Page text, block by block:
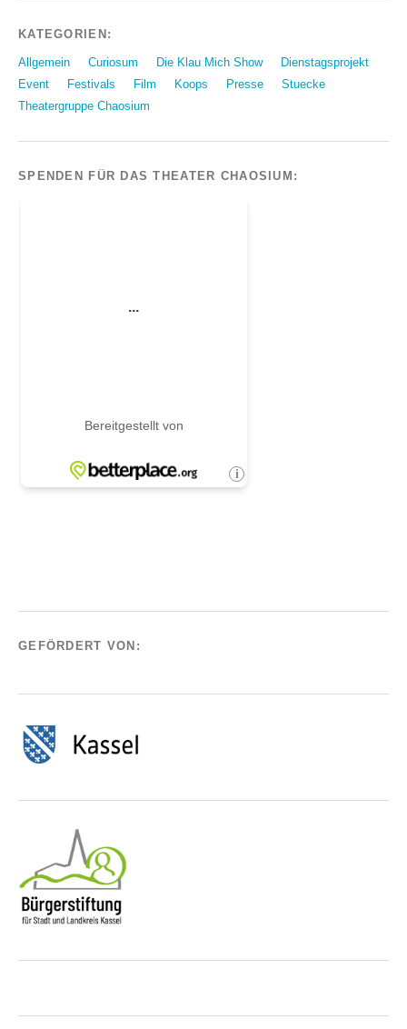
KATEGORIEN:
Allgemein Curiosum Die Klau Mich Show
Dienstagsprojekt
Event
Festivals Film Koops Presse
Stuecke
Theatergruppe Chaosium
SPENDEN FÜR DAS THEATER CHAOSIUM:
GEFÖRDERT VON: